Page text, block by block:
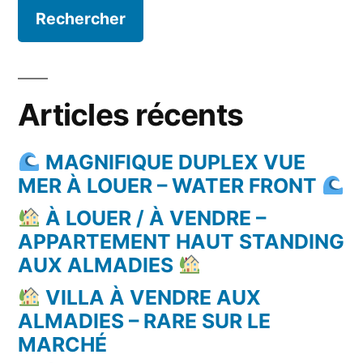
Articles récents
MAGNIFIQUE DUPLEX VUE
MER À LOUER – WATER FRONT
À LOUER / À VENDRE –
APPARTEMENT HAUT STANDING
AUX ALMADIES
VILLA À VENDRE AUX
ALMADIES – RARE SUR LE
MARCHÉ